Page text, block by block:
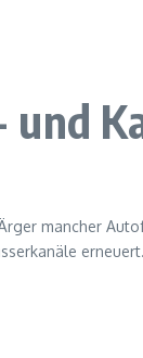
mancher